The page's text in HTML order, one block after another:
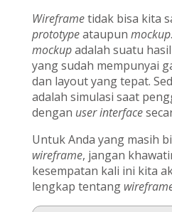
Wireframetidak bisa kita
prototypeataupun mockup
mockupadalah suatu
yang sudah mempunyai
dan layout yang tepat.
adalah simulasi saat
dengan user interface
Untuk Anda yang masih
wireframe, jangan
kesempatan kali ini kita
lengkap tentang